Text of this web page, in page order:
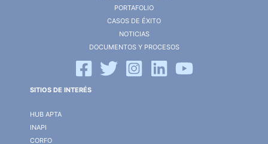
PORTAFOLIO
CASOS DE ÉXITO
NOTICIAS
DOCUMENTOS Y PROCESOS
SITIOS DE INTERÉS
HUB APTA
INAPI
CORFO